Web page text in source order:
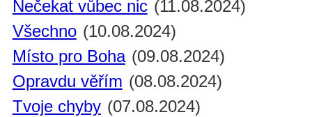
Nečekat vůbec nic (11.08.2024)
Všechno (10.08.2024)
Místo pro Boha (09.08.2024)
Opravdu věřím (08.08.2024)
Tvoje chyby (07.08.2024)